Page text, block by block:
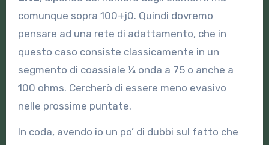
comunque sopra 100+j0. Quindi dovremo
pensare ad una rete di adattamento, che in
questo caso consiste classicamente in un
segmento di coassiale ¼ onda a 75 o anche a
100 ohms. Cercherò di essere meno evasivo
nelle prossime puntate.
In coda, avendo io un po’ di dubbi sul fatto che